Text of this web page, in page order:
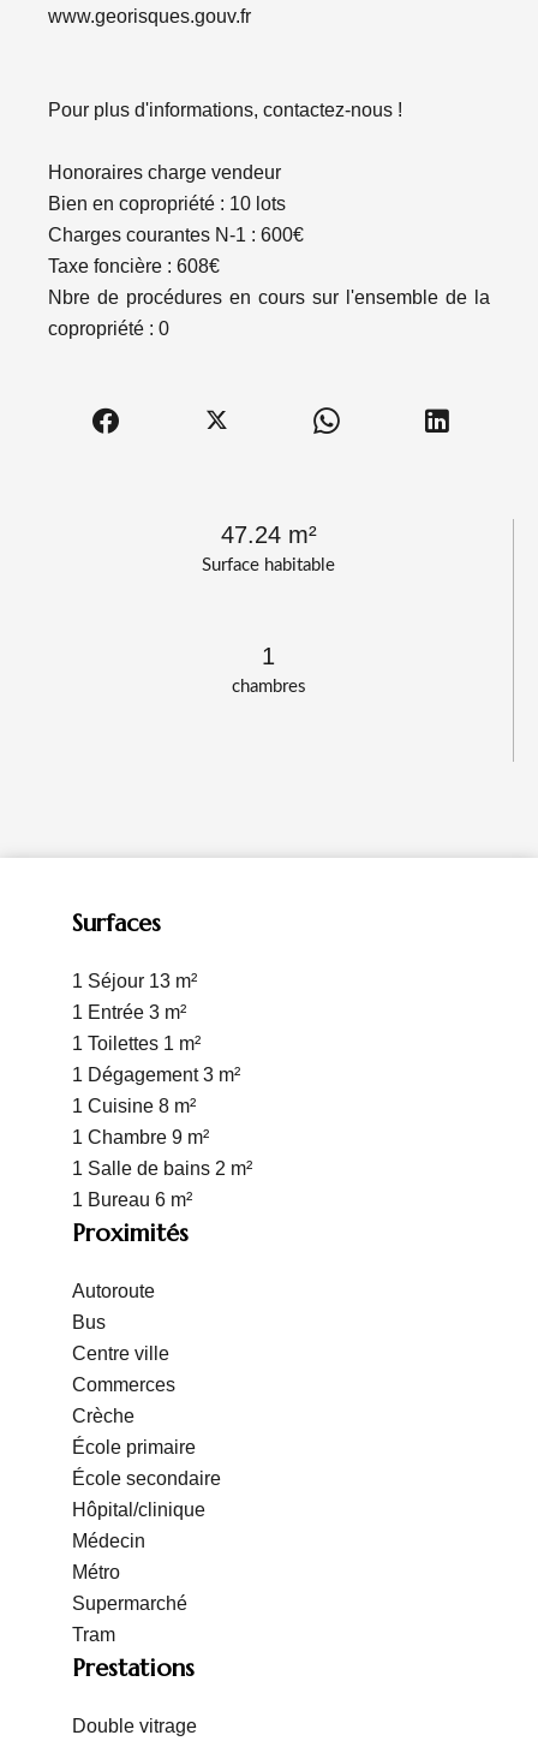
Surface habitable
47.24 m²
chambres
1
www.georisques.gouv.fr
Pour plus d'informations, contactez-nous !
Honoraires charge vendeur
Bien en copropriété : 10 lots
Charges courantes N-1 : 600€
Taxe foncière : 608€
Nbre de procédures en cours sur l'ensemble de la
copropriété : 0
Surfaces
1 Séjour 13 m²
1 Entrée 3 m²
1 Toilettes 1 m²
1 Dégagement3 m²
1 Cuisine 8 m²
1 Chambre 9 m²
1 Salle de bains 2 m²
1 Bureau 6 m²
Proximités
Autoroute
Bus
Centre ville
Commerces
Crèche
École primaire
École secondaire
Hôpital/clinique
Médecin
Métro
Supermarché
Tram
Prestations
Double vitrage